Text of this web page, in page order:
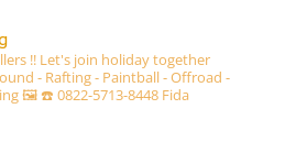
!! Let's join holiday together
- Rafting - Paintball - Offroad -
🖼☎️ 0822-5713-8448 Fida